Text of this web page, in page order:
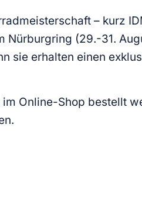
– kurz
Nürburgring (29.-31.
sie erhalten einen
Online-Shop bestellt